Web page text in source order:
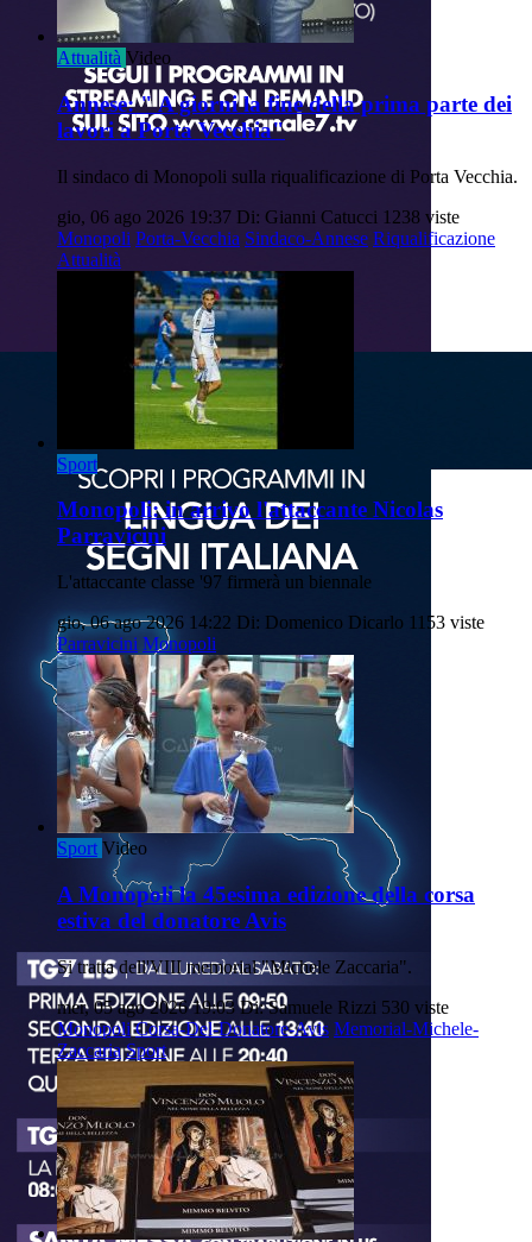
Attualità Video
Annese: " A giorni la fine della prima parte dei
lavori a Porta Vecchia"
Il sindaco di Monopoli sulla riqualificazione di Porta Vecchia.
gio, 06 ago 2026 19:37 Di: Gianni Catucci 1238 viste
Monopoli Porta-Vecchia Sindaco-Annese Riqualificazione
Attualità
Sport
Monopoli: in arrivo l'attaccante Nicolas
Parravicini
L'attaccante classe '97 firmerà un biennale
gio, 06 ago 2026 14:22 Di: Domenico Dicarlo 1153 viste
Parravicini Monopoli
Sport Video
A Monopoli la 45esima edizione della corsa
estiva del donatore Avis
Si tratta dell'VIII memorial "Michele Zaccaria".
mer, 05 ago 2026 19:03 Di: Samuele Rizzi 530 viste
Monopoli Corsa-Del-Donatore-Avis Memorial-Michele-
Zaccaria Sport